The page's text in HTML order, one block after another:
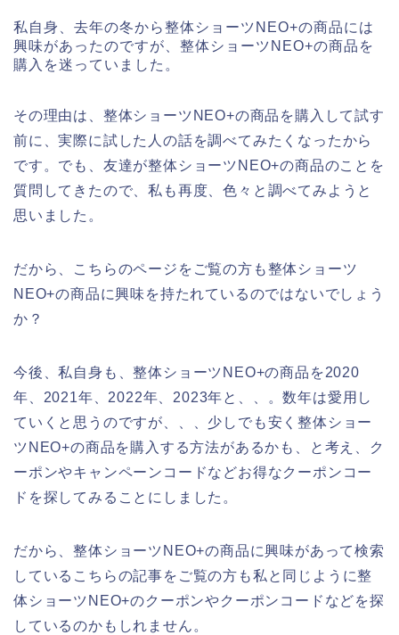
私自身、去年の冬から整体ショーツNEO+の商品には
興味があったのですが、整体ショーツNEO+の商品を
購入を迷っていました。
その理由は、整体ショーツNEO+の商品を購入して試す
前に、実際に試した人の話を調べてみたくなったから
です。でも、友達が整体ショーツNEO+の商品のことを
質問してきたので、私も再度、色々と調べてみようと
思いました。
だから、こちらのページをご覧の方も整体ショーツ
NEO+の商品に興味を持たれているのではないでしょう
か？
今後、私自身も、整体ショーツNEO+の商品を2020
年、2021年、2022年、2023年と、、。数年は愛用し
ていくと思うのですが、、、少しでも安く整体ショー
ツNEO+の商品を購入する方法があるかも、と考え、ク
ーポンやキャンペーンコードなどお得なクーポンコー
ドを探してみることにしました。
だから、整体ショーツNEO+の商品に興味があって検索
しているこちらの記事をご覧の方も私と同じように整
体ショーツNEO+のクーポンやクーポンコードなどを探
しているのかもしれません。